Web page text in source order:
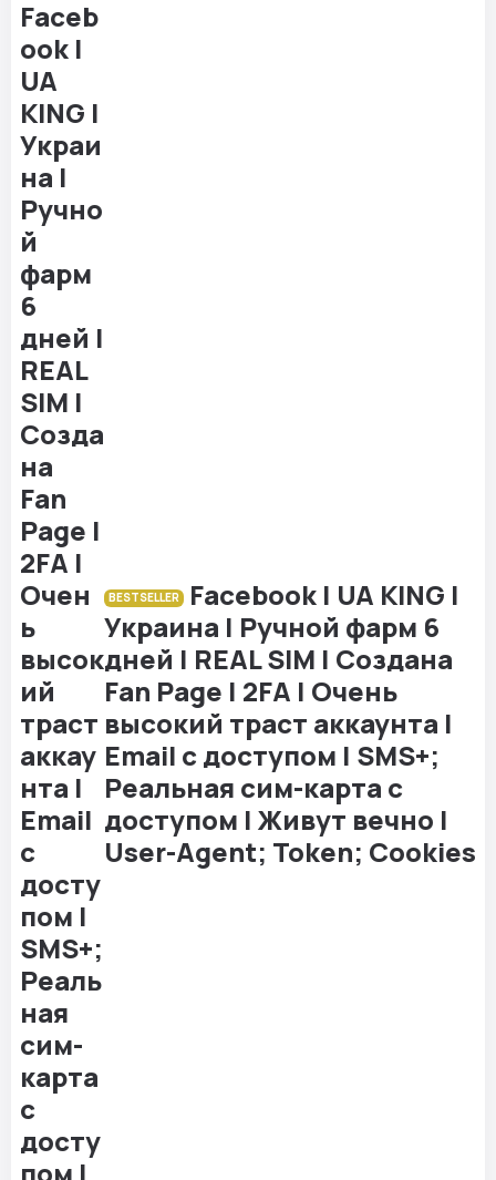
BESTSELLER
Facebook | UA KING |
Украина | Ручной фарм 6
дней | REAL SIM | Создана
Fan Page | 2FA | Очень
высокий траст аккаунта |
Email с доступом | SMS+;
Реальная сим-карта с
доступом | Живут вечно |
User-Agent; Token; Cookies